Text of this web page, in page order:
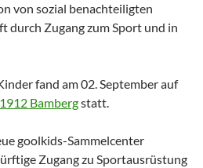
von sozial benachteiligten
durch Zugang zum Sport und in
fand am 02. September auf
Bambergstatt.
goolkids-Sammelcenter
Zugang zu Sportausrüstung